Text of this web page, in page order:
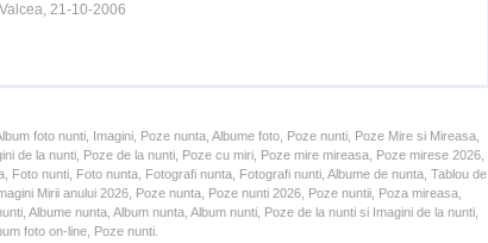
21-10-2006
foto nunti, Imagini, Poze nunta, Albume foto, Poze nunti, Poze Mire si Mireasa,
de la nunti, Poze de la nunti, Poze cu miri, Poze mire mireasa, Poze mirese 2026,
Foto nunti, Foto nunta, Fotografi nunta, Fotografi nunti, Albume de nunta, Tablou de
Mirii anului 2026, Poze nunta, Poze nunti 2026, Poze nuntii, Poza mireasa,
Albume nunta, Album nunta, Album nunti, Poze de la nunti si Imagini de la nunti,
foto on-line, Poze nunti.